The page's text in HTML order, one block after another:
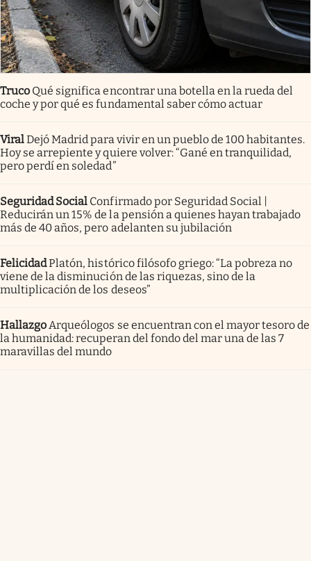
Truco Qué significa encontrar una botella en la rueda del
coche y por qué es fundamental saber cómo actuar
ViralDejó Madrid para vivir en un pueblo de 100 habitantes.
Hoy se arrepiente y quiere volver: “Gané en tranquilidad,
pero perdí en soledad”
Seguridad Social Confirmado por Seguridad Social |
Reducirán un 15% de la pensión a quienes hayan trabajado
más de 40 años, pero adelanten su jubilación
FelicidadPlatón, histórico filósofo griego: “La pobreza no
viene de la disminución de las riquezas, sino de la
multiplicación de los deseos”
HallazgoArqueólogos se encuentran con el mayor tesoro de
la humanidad: recuperan del fondo del mar una de las 7
maravillas del mundo